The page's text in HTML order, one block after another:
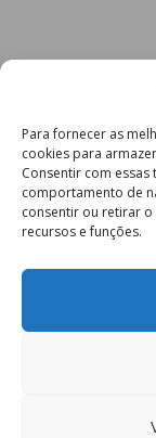
Para fornecer as
cookies para
Consentir com
comportamento de
consentir ou retirar
recursos e funções.